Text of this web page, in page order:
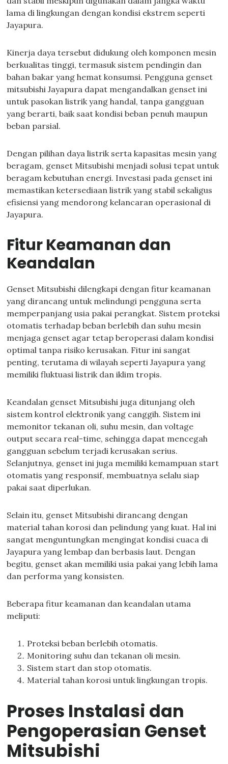
lama di lingkungan dengan kondisi ekstrem seperti
Jayapura.
Kinerja daya tersebut didukung oleh komponen mesin
berkualitas tinggi, termasuk sistem pendingin dan
bahan bakar yang hemat konsumsi. Pengguna genset
mitsubishi Jayapura dapat mengandalkan genset ini
untuk pasokan listrik yang handal, tanpa gangguan
yang berarti, baik saat kondisi beban penuh maupun
beban parsial.
Dengan pilihan daya listrik serta kapasitas mesin yang
beragam, genset Mitsubishi menjadi solusi tepat untuk
beragam kebutuhan energi. Investasi pada genset ini
memastikan ketersediaan listrik yang stabil sekaligus
efisiensi yang mendorong kelancaran operasional di
Jayapura.
Fitur Keamanan dan
Keandalan
Genset Mitsubishi dilengkapi dengan fitur keamanan
yang dirancang untuk melindungi pengguna serta
memperpanjang usia pakai perangkat. Sistem proteksi
otomatis terhadap beban berlebih dan suhu mesin
menjaga genset agar tetap beroperasi dalam kondisi
optimal tanpa risiko kerusakan. Fitur ini sangat
penting, terutama di wilayah seperti Jayapura yang
memiliki fluktuasi listrik dan iklim tropis.
Keandalan genset Mitsubishi juga ditunjang oleh
sistem kontrol elektronik yang canggih. Sistem ini
memonitor tekanan oli, suhu mesin, dan voltage
output secara real-time, sehingga dapat mencegah
gangguan sebelum terjadi kerusakan serius.
Selanjutnya, genset ini juga memiliki kemampuan start
otomatis yang responsif, membuatnya selalu siap
pakai saat diperlukan.
Selain itu, genset Mitsubishi dirancang dengan
material tahan korosi dan pelindung yang kuat. Hal ini
sangat menguntungkan mengingat kondisi cuaca di
Jayapura yang lembap dan berbasis laut. Dengan
begitu, genset akan memiliki usia pakai yang lebih lama
dan performa yang konsisten.
Beberapa fitur keamanan dan keandalan utama
meliputi:
Proteksi beban berlebih otomatis.
Monitoring suhu dan tekanan oli mesin.
Sistem start dan stop otomatis.
Material tahan korosi untuk lingkungan tropis.
Proses Instalasi dan
Pengoperasian Genset
Mitsubishi